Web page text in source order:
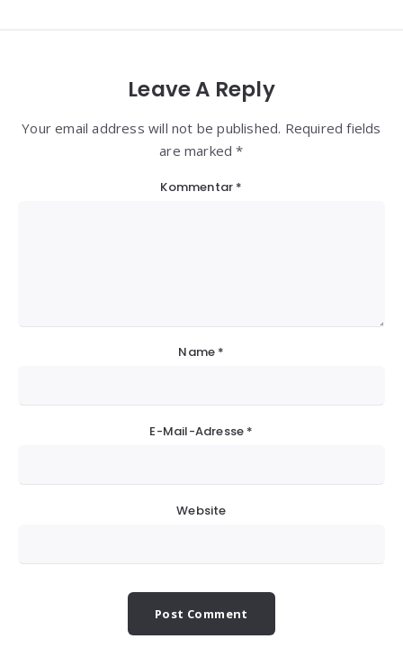
Leave A Reply
Your email address will not be published. Required fields
are marked *
Kommentar *
Name *
E-Mail-Adresse *
Website